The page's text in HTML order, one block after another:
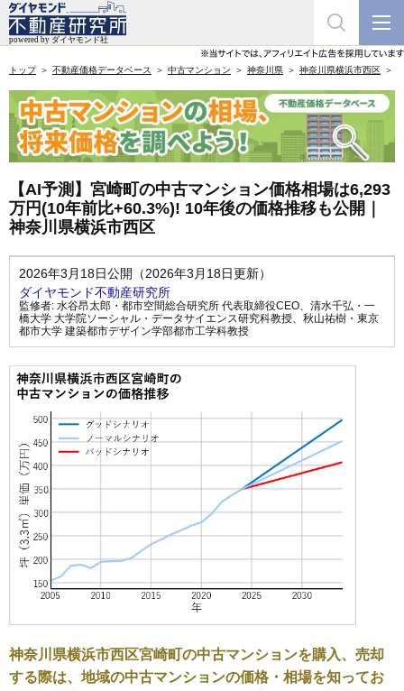
トップ 不動産価格データベース 中古マンション 神奈川県 神奈川県横浜市西区
【AI予測】宮崎町の中古マンション価格相場は6,293
万円(10年前比+60.3%)! 10年後の価格推移も公開｜
神奈川県横浜市西区
2026年3月18日公開（2026年3月18日更新）
ダイヤモンド不動産研究所
監修者: 水谷昂太郎・都市空間総合研究所 代表取締役CEO、 清水千弘・一
橋大学 大学院ソーシャル・データサイエンス研究科教授、 秋山祐樹・東京
都市大学 建築都市デザイン学部都市工学科教授
神奈川県横浜市西区宮崎町の中古マンションを購入、売却
する際は、地域の中古マンションの価格・相場を知ってお